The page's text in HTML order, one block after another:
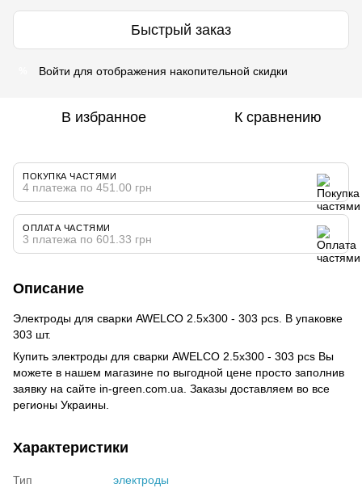
Быстрый заказ
Войти для отображения накопительной скидки
В избранное К сравнению
ПОКУПКА ЧАСТЯМИ
4 платежа по 451.00 грн
ОПЛАТА ЧАСТЯМИ
3 платежа по 601.33 грн
Описание
Электроды для сварки AWELCO 2.5x300 - 303 pcs. В упаковке
303 шт.
Купить электроды для сварки AWELCO 2.5x300 - 303 pcs Вы
можете в нашем магазине по выгодной цене просто заполнив
заявку на сайте in-green.com.ua. Заказы доставляем во все
регионы Украины.
Характеристики
Тип
электроды